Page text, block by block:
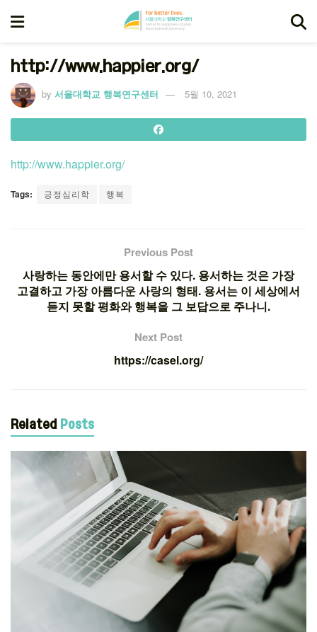
http://www.happier.org/
by 서울대학교 행복연구센터 5월 10, 2021
http://www.happier.org/
Tags: 긍정심리학 행복
Previous Post
사랑하는 동안에만 용서할 수 있다. 용서하는 것은 가장
고결하고 가장 아름다운 사랑의 형태. 용서는 이 세상에서
듣지 못할 평화와 행복을 그 보답으로 주나니.
Next Post
https://casel.org/
Related Posts